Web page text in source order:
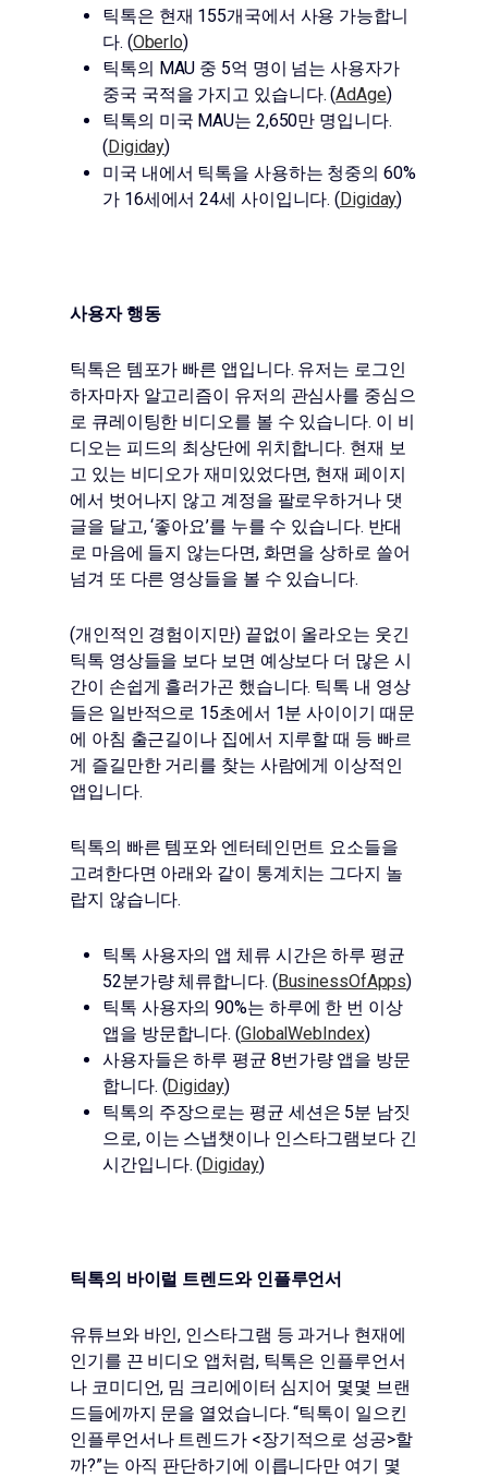
틱톡은 현재 155개국에서 사용 가능합니
다. (Oberlo)
틱톡의 MAU 중 5억 명이 넘는 사용자가
중국 국적을 가지고 있습니다. (AdAge)
틱톡의 미국 MAU는 2,650만 명입니다.
(Digiday)
미국 내에서 틱톡을 사용하는 청중의 60%
가 16세에서 24세 사이입니다. (Digiday)
사용자 행동
틱톡은 템포가 빠른 앱입니다. 유저는 로그인
하자마자 알고리즘이 유저의 관심사를 중심으
로 큐레이팅한 비디오를 볼 수 있습니다. 이 비
디오는 피드의 최상단에 위치합니다. 현재 보
고 있는 비디오가 재미있었다면, 현재 페이지
에서 벗어나지 않고 계정을 팔로우하거나 댓
글을 달고, ‘좋아요’를 누를 수 있습니다. 반대
로 마음에 들지 않는다면, 화면을 상하로 쓸어
넘겨 또 다른 영상들을 볼 수 있습니다.
(개인적인 경험이지만) 끝없이 올라오는 웃긴
틱톡 영상들을 보다 보면 예상보다 더 많은 시
간이 손쉽게 흘러가곤 했습니다. 틱톡 내 영상
들은 일반적으로 15초에서 1분 사이이기 때문
에 아침 출근길이나 집에서 지루할 때 등 빠르
게 즐길만한 거리를 찾는 사람에게 이상적인
앱입니다.
틱톡의 빠른 템포와 엔터테인먼트 요소들을
고려한다면 아래와 같이 통계치는 그다지 놀
랍지 않습니다.
틱톡 사용자의 앱 체류 시간은 하루 평균
52분가량 체류합니다. (BusinessOfApps)
틱톡 사용자의 90%는 하루에 한 번 이상
앱을 방문합니다. (GlobalWebIndex)
사용자들은 하루 평균 8번가량 앱을 방문
합니다. (Digiday)
틱톡의 주장으로는 평균 세션은 5분 남짓
으로, 이는 스냅챗이나 인스타그램보다 긴
시간입니다. (Digiday)
틱톡의 바이럴 트렌드와 인플루언서
유튜브와 바인, 인스타그램 등 과거나 현재에
인기를 끈 비디오 앱처럼, 틱톡은 인플루언서
나 코미디언, 밈 크리에이터 심지어 몇몇 브랜
드들에까지 문을 열었습니다. “틱톡이 일으킨
인플루언서나 트렌드가 <장기적으로 성공>할
까?”는 아직 판단하기에 이릅니다만 여기 몇